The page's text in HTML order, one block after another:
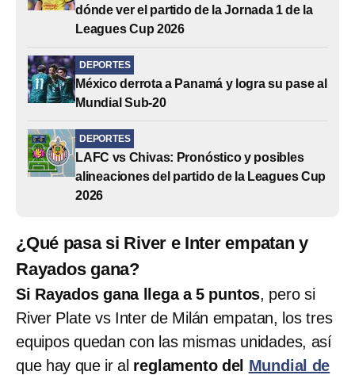
dónde ver el partido de la Jornada 1 de la
Leagues Cup 2026
DEPORTES
México derrota a Panamá y logra su pase al
Mundial Sub-20
DEPORTES
LAFC vs Chivas: Pronóstico y posibles
alineaciones del partido de la Leagues Cup
2026
¿Qué pasa si River e Inter empatan y
Rayados gana?
Si Rayados gana llega a 5 puntos, pero si
River Plate vs Inter de Milán empatan, los tres
equipos quedan con las mismas unidades, así
que hay que ir al reglamento del Mundial de